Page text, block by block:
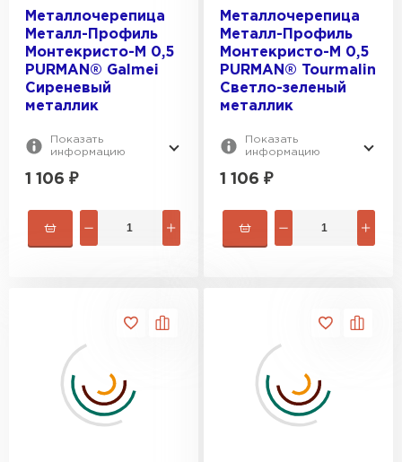
Металлочерепица
Металл-Профиль
Монтекристо-M 0,5
PURMAN® Galmei
Сиреневый
металлик
Показать
информацию
1 106 ₽
Металлочерепица
Металл-Профиль
Монтекристо-M 0,5
PURMAN® Tourmalin
Светло-зеленый
металлик
Показать
информацию
1 106 ₽